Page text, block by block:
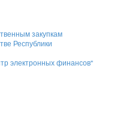
закупкам
Республики
электронных финансов"